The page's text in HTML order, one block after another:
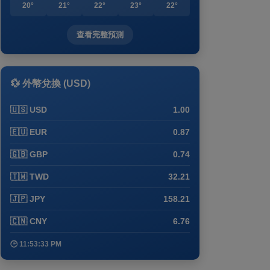
20° 21° 22° 23° 22°
查看完整預測
💱 外幣兌換 (USD)
🇺🇸 USD 1.00
🇪🇺 EUR 0.87
🇬🇧 GBP 0.74
🇹🇼 TWD 32.21
🇯🇵 JPY 158.21
🇨🇳 CNY 6.76
🕒 11:53:33 PM